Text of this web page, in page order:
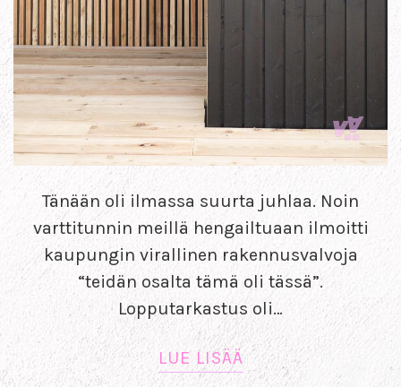
Tänään oli ilmassa suurta juhlaa. Noin
varttitunnin meillä hengailtuaan ilmoitti
kaupungin virallinen rakennusvalvoja
“teidän osalta tämä oli tässä”.
Lopputarkastus oli…
LUE LISÄÄ